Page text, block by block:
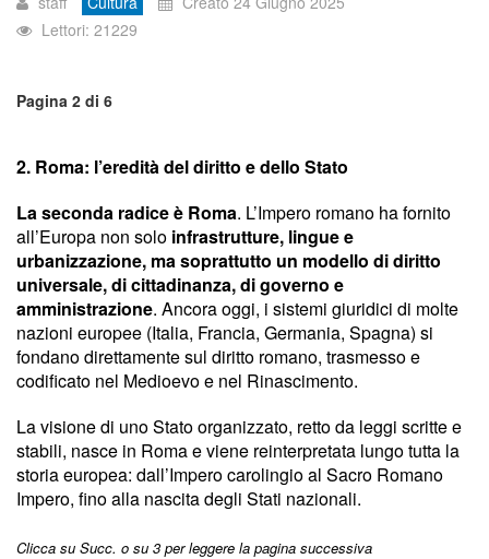
Lettori: 21229
Pagina 2 di 6
2. Roma: l’eredità del diritto e dello Stato
La seconda radice è Roma. L’Impero romano ha fornito
all’Europa non solo infrastrutture, lingue e
urbanizzazione, ma soprattutto un modello di diritto
universale, di cittadinanza, di governo e
amministrazione. Ancora oggi, i sistemi giuridici di molte
nazioni europee (Italia, Francia, Germania, Spagna) si
fondano direttamente sul diritto romano, trasmesso e
codificato nel Medioevo e nel Rinascimento.
La visione di uno Stato organizzato, retto da leggi scritte e
stabili, nasce in Roma e viene reinterpretata lungo tutta la
storia europea: dall’Impero carolingio al Sacro Romano
Impero, fino alla nascita degli Stati nazionali.
Clicca su Succ. o su 3 per leggere la pagina successiva